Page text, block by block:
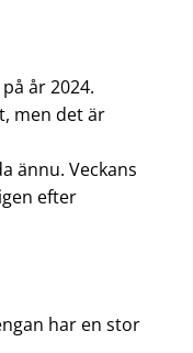
år 2024.
men det är
ännu. Veckans
efter
har en stor